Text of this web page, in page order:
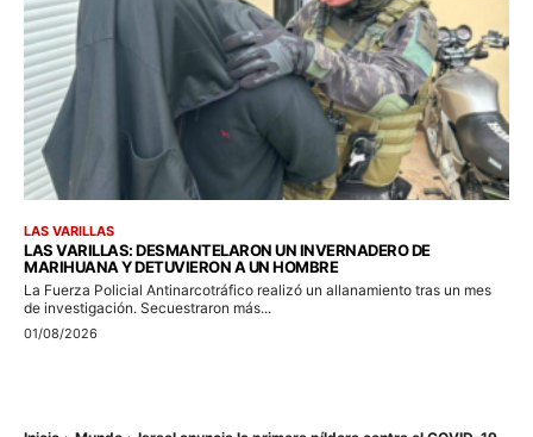
LAS VARILLAS
LAS VARILLAS: DESMANTELARON UN INVERNADERO DE
MARIHUANA Y DETUVIERON A UN HOMBRE
La Fuerza Policial Antinarcotráfico realizó un allanamiento tras un mes
de investigación. Secuestraron más...
01/08/2026